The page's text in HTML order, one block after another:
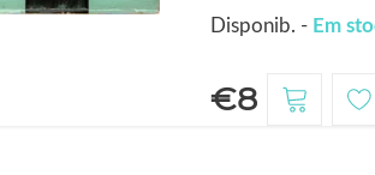
Disponib. - Em
€8